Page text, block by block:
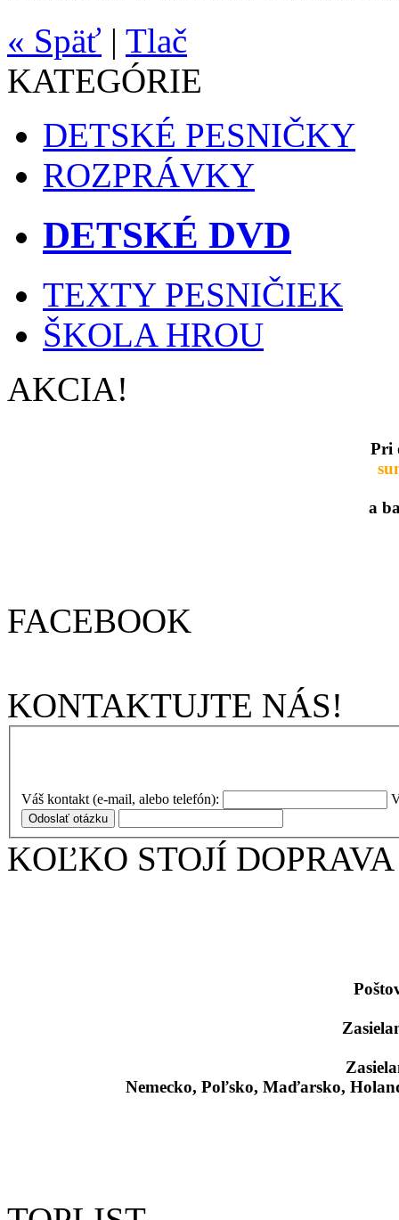
« Späť | Tlač
KATEGÓRIE
DETSKÉ PESNIČKY
ROZPRÁVKY
DETSKÉ DVD
TEXTY PESNIČIEK
ŠKOLA HROU
AKCIA!
Pri
a
FACEBOOK
KONTAKTUJTE NÁS!
Váš kontakt (e-mail, alebo telefón):
Odoslať otázku
KOĽKO STOJÍ DOPRAVA
Nemecko, Poľsko, Maďarsko,